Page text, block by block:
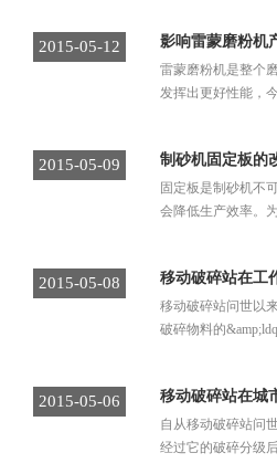
2015-05-12 影响雷蒙磨粉机
雷蒙磨粉机是整个
发挥出更好性能，
2015-05-09 制砂机固定板的
固定板是制砂机不
会降低生产效率。
2015-05-08 移动破碎站在工
移动破碎站问世以
破碎物料的
2015-05-06 移动破碎站在城
自从移动破碎站问
经过它的破碎分级